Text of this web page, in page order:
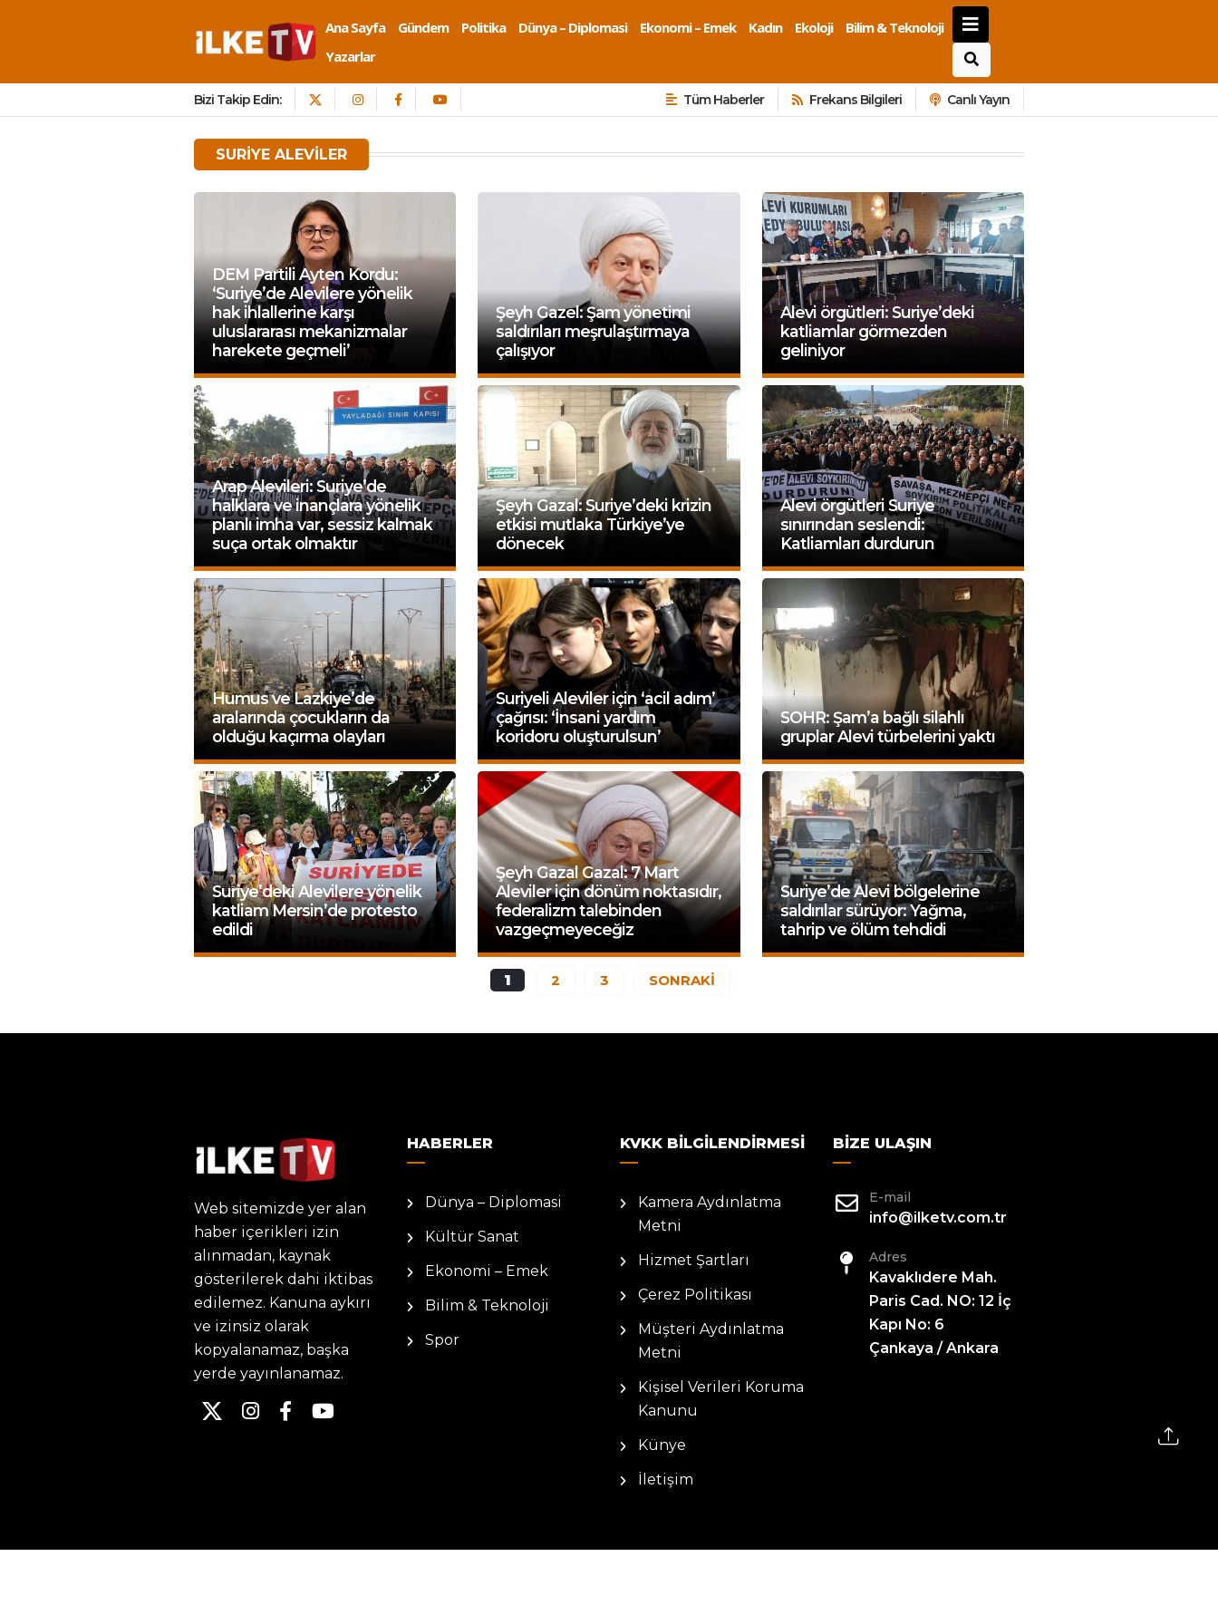
Ana Sayfa Gündem Politika Dünya – Diplomasi Ekonomi – Emek Kadın Ekoloji
Bilim & Teknoloji
Yazarlar
Bizi Takip Edin: Tüm Haberler Frekans Bilgileri Canlı Yayın
SURIYE ALEVILER
DEM Partili Ayten Kordu:
‘Suriye’de Alevilere yönelik
hak ihlallerine karşı
uluslararası mekanizmalar
harekete geçmeli’
Şeyh Gazel: Şam yönetimi
saldırıları meşrulaştırmaya
çalışıyor
Alevi örgütleri: Suriye’deki
katliamlar görmezden
geliniyor
Arap Alevileri: Suriye’de
halklara ve inançlara yönelik
planlı imha var, sessiz kalmak
suça ortak olmaktır
Şeyh Gazal: Suriye’deki krizin
etkisi mutlaka Türkiye’ye
dönecek
Alevi örgütleri Suriye
sınırından seslendi:
Katliamları durdurun
Humus ve Lazkiye’de
aralarında çocukların da
olduğu kaçırma olayları
Suriyeli Aleviler için ‘acil adım’
çağrısı: ‘İnsani yardım
koridoru oluşturulsun’
SOHR: Şam’a bağlı silahlı
gruplar Alevi türbelerini yaktı
Suriye’deki Alevilere yönelik
katliam Mersin’de protesto
edildi
Şeyh Gazal Gazal: 7 Mart
Aleviler için dönüm noktasıdır,
federalizm talebinden
vazgeçmeyeceğiz
Suriye’de Alevi bölgelerine
saldırılar sürüyor: Yağma,
tahrip ve ölüm tehdidi
1 2 3 SONRAKİ
Web sitemizde yer alan
haber içerikleri izin
alınmadan, kaynak
gösterilerek dahi iktibas
edilemez. Kanuna aykırı
ve izinsiz olarak
kopyalanamaz, başka
yerde yayınlanamaz.
HABERLER
Dünya – Diplomasi
Kültür Sanat
Ekonomi – Emek
Bilim & Teknoloji
Spor
KVKK BILGILENDIRMESI
Kamera Aydınlatma
Metni
Hizmet Şartları
Çerez Politikası
Müşteri Aydınlatma
Metni
Kişisel Verileri Koruma
Kanunu
Künye
İletişim
BIZE ULAŞIN
E-mail
info@ilketv.com.tr
Adres
Kavaklıdere Mah.
Paris Cad. NO: 12 İç
Kapı No: 6
Çankaya / Ankara